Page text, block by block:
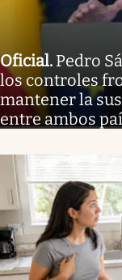
Oficial. Pedro
los controles
mantener la
entre ambos